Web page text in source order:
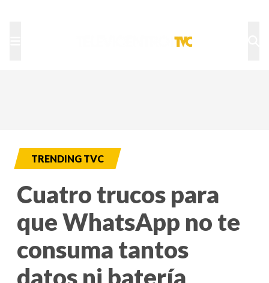
TRENDING TVC
Cuatro trucos para
que WhatsApp no te
consuma tantos
datos ni batería